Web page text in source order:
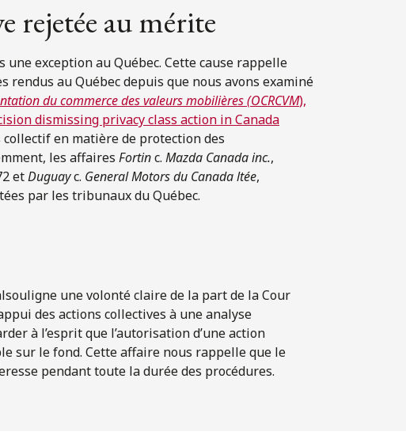
rejetée au mérite
une exception au Québec. Cette cause rappelle
rendus au Québec depuis que nous avons examiné
du commerce des valeurs mobilières (OCRCVM),
dismissing privacy class action in Canada
en matière de protection des
les affaires Fortinc. Mazda Canada inc.,
etDuguayc. General Motors du Canada ltée,
par les tribunaux du Québec.
une volonté claire de la part de la Cour
des actions collectives à une analyse
à l’esprit que l’autorisation d’une action
sur le fond. Cette affaire nous rappelle que le
pendant toute la durée des procédures.